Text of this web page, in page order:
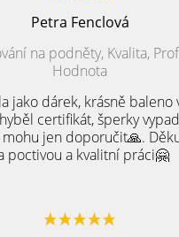
Petra Fenclová
na podněty, Kvalita,
Hodnota
jako dárek, krásně baleno
certifikát, šperky
mohu jen doporučit🙏.
poctivou a kvalitní práci🤗